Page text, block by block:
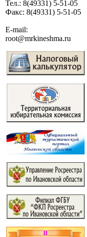
Тел.: 8(49331) 5-51-05
Факс: 8(49331) 5-51-05
E-mail:
root@mrkineshma.ru